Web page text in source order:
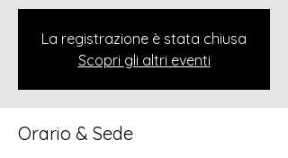
La registrazione è stata chiusa
Scopri gli altri eventi
Orario & Sede